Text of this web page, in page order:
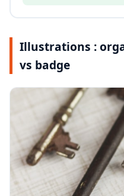
Illustrations :
vs badge